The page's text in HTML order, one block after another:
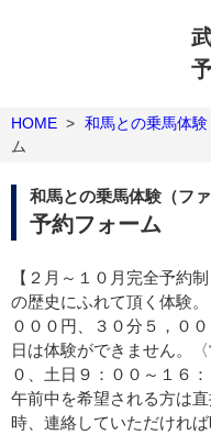
HOME > 和馬との乗馬体験
ム
和馬との乗馬体験（フ
予約フォーム
【２月～１０月完全予約
の歴史にふれて頂く体験
０００円、３０分５，０
日は体験ができません。
０、土日９：００～１６
午前中を希望される方は
時、連絡していただけれ